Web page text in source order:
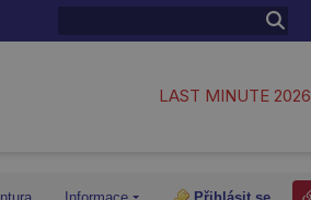
LAST MINUTE 2026